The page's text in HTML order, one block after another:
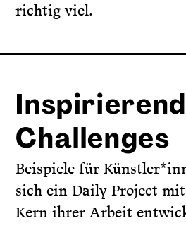
richtig viel.
Challenges
Beispiele für
sich ein Daily Project
Kern ihrer Arbeit